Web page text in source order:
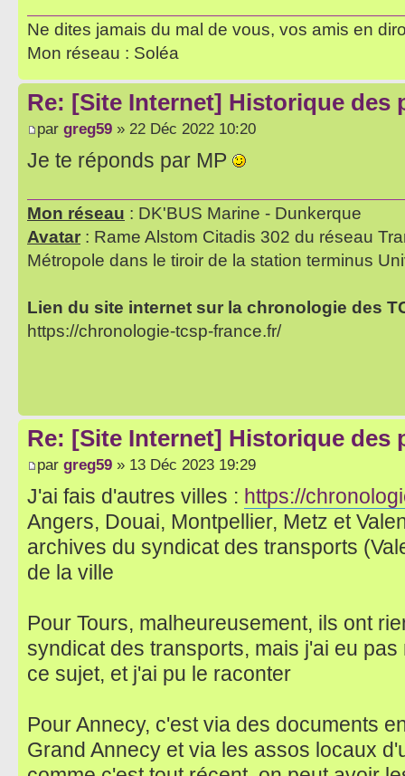
Ne dites jamais du mal de vous, vos amis en
Mon réseau : Soléa
Re: [Site Internet] Historique des
par greg59 » 22 Déc 2022 10:20
Je te réponds par MP
Mon réseau : DK'BUS Marine - Dunkerque
Avatar : Rame Alstom Citadis 302 du réseau
Métropole dans le tiroir de la station terminus
Lien du site internet sur la chronologie des
https://chronologie-tcsp-france.fr/
Re: [Site Internet] Historique des
par greg59 » 13 Déc 2023 19:29
J'ai fais d'autres villes : https://
Angers, Douai, Montpellier, Metz et
archives du syndicat des transports
de la ville
Pour Tours, malheureusement, ils ont
syndicat des transports, mais j'ai eu
ce sujet, et j'ai pu le raconter
Pour Annecy, c'est via des documents
Grand Annecy et via les assos locaux